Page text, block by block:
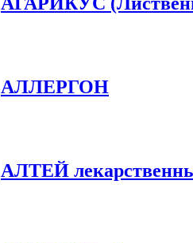
АЛЛЕРГОН
АЛТЕЙ